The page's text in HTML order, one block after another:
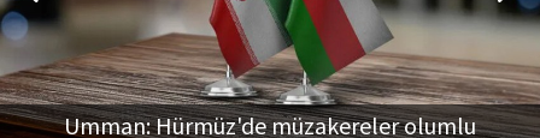
Umman: Hürmüz'de müzakereler olumlu